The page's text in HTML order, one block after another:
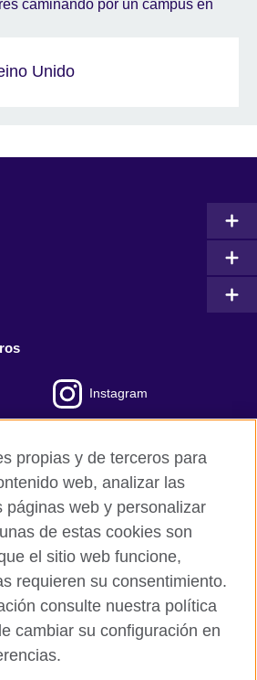
Unido
Instagram
condiciones de uso
propias y de terceros para
web, analizar las
páginas web y personalizar
de estas cookies son
el sitio web funcione,
requieren su consentimiento.
consulte nuestra política
cambiar su configuración en